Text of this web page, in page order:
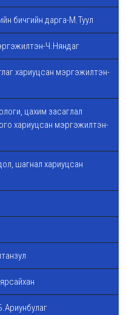
бичгийн дарга-М.Туул
Ч.Няндаг
хариуцсан мэргэжилтэн-
цахим засаглал
хариуцсан мэргэжилтэн-
шагнал хариуцсан